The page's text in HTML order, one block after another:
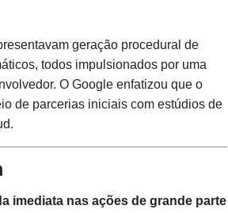
geração procedural de
todos impulsionados por uma
O Google enfatizou que o
de parcerias iniciais com estúdios de
imediata nas ações de grande parte